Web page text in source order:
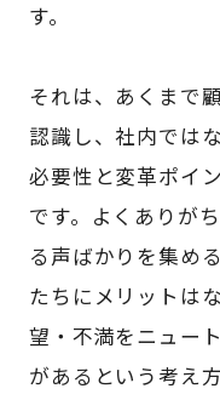
す。
それは、あくまで
認識し、社内では
必要性と変革ポイ
です。よくありが
る声ばかりを集め
たちにメリットは
望・不満をニュー
があるという考え